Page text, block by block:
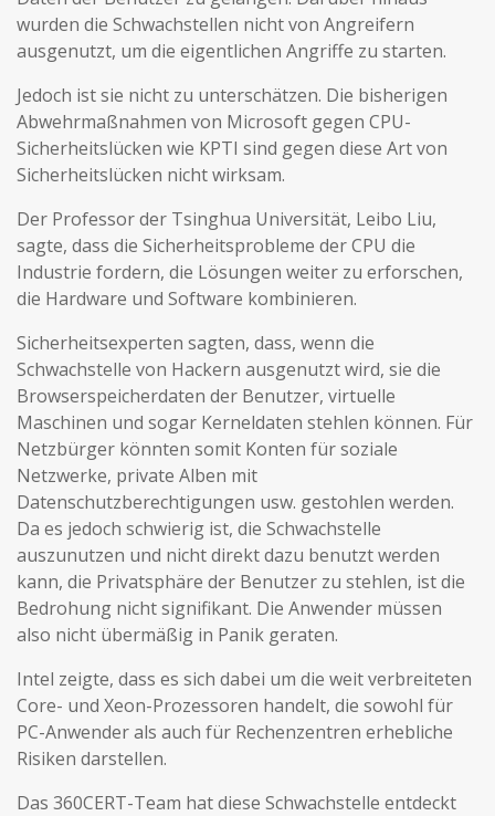
wurden die Schwachstellen nicht von Angreifern
ausgenutzt, um die eigentlichen Angriffe zu starten.
Jedoch ist sie nicht zu unterschätzen. Die bisherigen
Abwehrmaßnahmen von Microsoft gegen CPU-
Sicherheitslücken wie KPTI sind gegen diese Art von
Sicherheitslücken nicht wirksam.
Der Professor der Tsinghua Universität, Leibo Liu,
sagte, dass die Sicherheitsprobleme der CPU die
Industrie fordern, die Lösungen weiter zu erforschen,
die Hardware und Software kombinieren.
Sicherheitsexperten sagten, dass, wenn die
Schwachstelle von Hackern ausgenutzt wird, sie die
Browserspeicherdaten der Benutzer, virtuelle
Maschinen und sogar Kerneldaten stehlen können. Für
Netzbürger könnten somit Konten für soziale
Netzwerke, private Alben mit
Datenschutzberechtigungen usw. gestohlen werden.
Da es jedoch schwierig ist, die Schwachstelle
auszunutzen und nicht direkt dazu benutzt werden
kann, die Privatsphäre der Benutzer zu stehlen, ist die
Bedrohung nicht signifikant. Die Anwender müssen
also nicht übermäßig in Panik geraten.
Intel zeigte, dass es sich dabei um die weit verbreiteten
Core- und Xeon-Prozessoren handelt, die sowohl für
PC-Anwender als auch für Rechenzentren erhebliche
Risiken darstellen.
Das 360CERT-Team hat diese Schwachstelle entdeckt